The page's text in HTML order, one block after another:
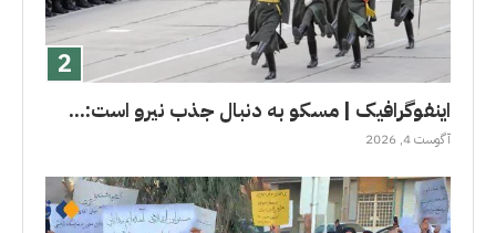
اینفوگرافیک | مسکو به دنبال جذب نیرو است:...
آگوست 4, 2026